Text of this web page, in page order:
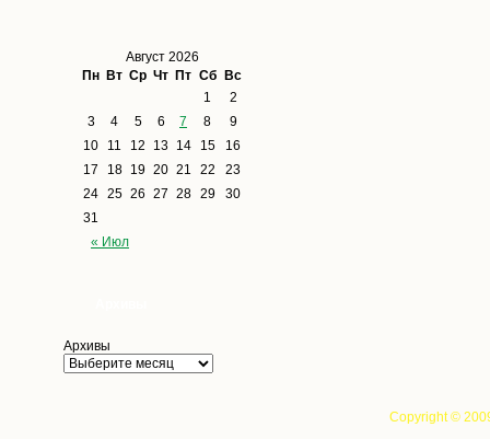
Август 2026
Пн Вт Ср Чт Пт Сб Вс
« Июл
1
2
3
4 5 6 7 8
9
10
11 12 13 14 15
16
17
18 19 20 21 22
23
24 25 26 27 28 29
30
31
Архивы
Copyright ©